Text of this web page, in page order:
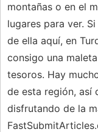
montañas o en el
lugares para ver.
de ella aquí, en
consigo una
tesoros. Hay
de esta región, así
disfrutando de la